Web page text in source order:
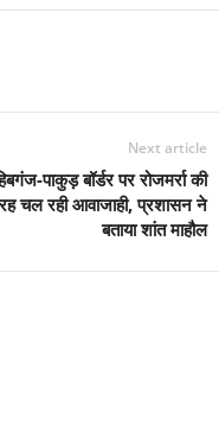
Next article
पाकुड़ बॉर्डर पर रोजमर्रा की
चल रही आवाजाही, प्रशासन ने
बताया शांत माहौल